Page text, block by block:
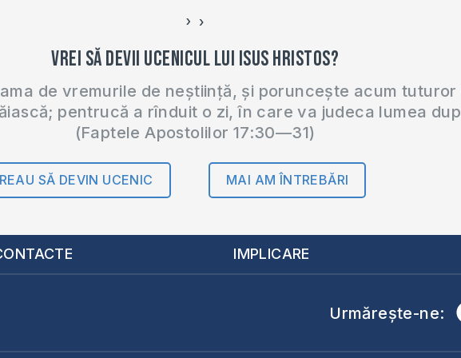
‹ ›
Vrei să devii ucenicul lui Isus Hristos?
de vremurile de neștiință, și poruncește acum tuturor
pentrucă a rînduit o zi, în care va judeca lumea
(Faptele Apostolilor 17:30—31)
SĂ DEVIN UCENIC MAI AM ÎNTREBĂRI
IMPLICARE
Urmărește-ne: